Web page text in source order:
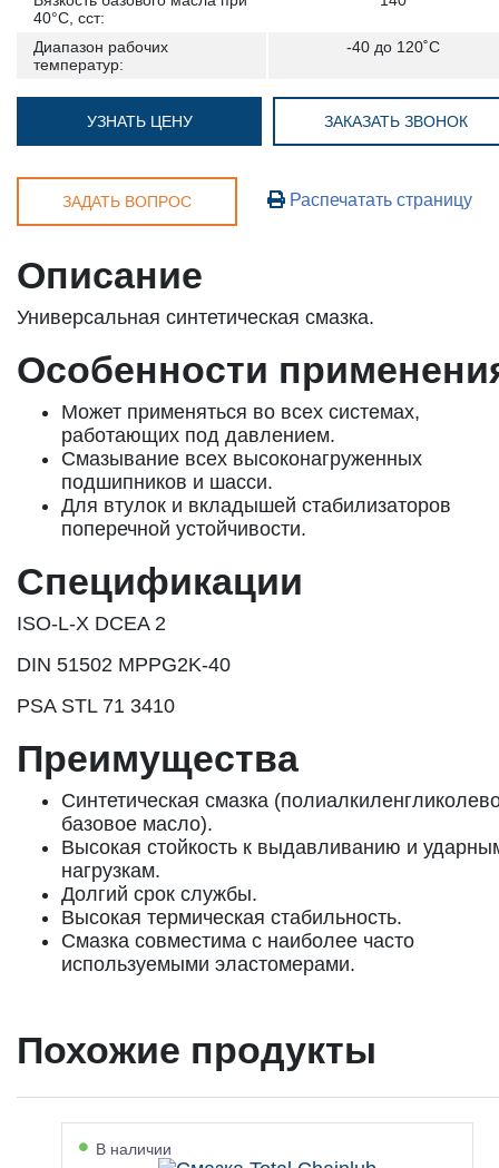
40°C, сст:
Диапазон рабочих
температур:
-40 до 120˚С
УЗНАТЬ ЦЕНУ ЗАКАЗАТЬ ЗВОНОК
ЗАДАТЬ ВОПРОС Распечатать страницу
Описание
Универсальная синтетическая смазка.
Особенности
Может применяться во всех системах,
работающих под давлением.
Смазывание всех высоконагруженных
подшипников и шасси.
Для втулок и вкладышей стабилизаторов
поперечной устойчивости.
Спецификации
ISO-L-X DCEA 2
DIN 51502 MPPG2K-40
PSA STL 71 3410
Преимущества
Синтетическая смазка
базовое масло).
Высокая стойкость к выдавливанию и
нагрузкам.
Долгий срок службы.
Высокая термическая стабильность.
Смазка совместима с наиболее часто
используемыми эластомерами.
Похожие продукты
В наличии